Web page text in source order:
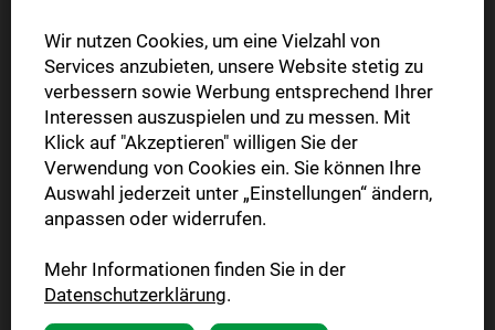
Flexibel monatlich kündbar
1 Jahr vierwöchentlich
10,00 €
reduziert
statt 13,00 €
Wir nutzen Cookies, um eine Vielzahl von
Services anzubieten, unsere Website stetig zu
verbessern sowie Werbung entsprechend Ihrer
Interessen auszuspielen und zu messen. Mit
Klick auf "Akzeptieren" willigen Sie der
Verwendung von Cookies ein. Sie können Ihre
Auswahl jederzeit unter „Einstellungen“ ändern,
anpassen oder widerrufen.
Mehr Informationen finden Sie in der
Datenschutzerklärung.